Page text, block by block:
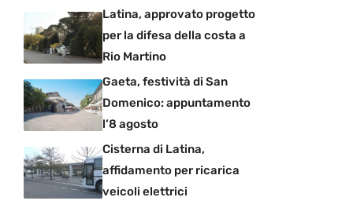
Latina, approvato progetto
per la difesa della costa a
Rio Martino
Gaeta, festività di San
Domenico: appuntamento
l’8 agosto
Cisterna di Latina,
affidamento per ricarica
veicoli elettrici